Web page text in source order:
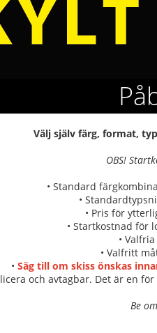
Välj själv färg, format,
OBS!
• Standard
•
• Pris för
• Startkostnad för
•
• Valfritt
• Säg till om skiss önskas
och avtagbar. Det är en
Be